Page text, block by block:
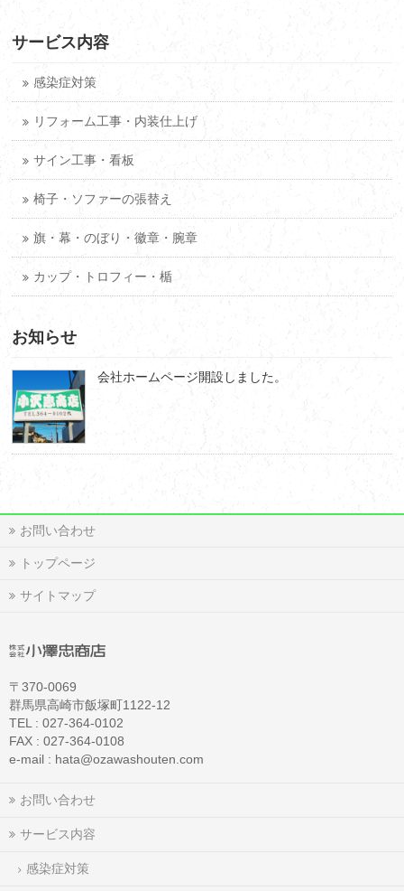
サービス内容
感染症対策
リフォーム工事・内装仕上げ
サイン工事・看板
椅子・ソファーの張替え
旗・幕・のぼり・徽章・腕章
カップ・トロフィー・楯
お知らせ
会社ホームページ開設しました。
お問い合わせ
トップページ
サイトマップ
〒370-0069
群馬県高崎市飯塚町1122-12
TEL : 027-364-0102
FAX : 027-364-0108
e-mail : hata@ozawashouten.com
お問い合わせ
サービス内容
感染症対策